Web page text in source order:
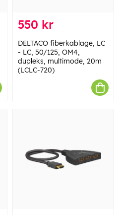
550 kr
DELTACO fiberkablage, LC
- LC, 50/125, OM4,
dupleks, multimode, 20m
(LCLC-720)